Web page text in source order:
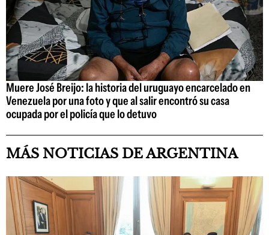
Muere José Breijo: la historia del uruguayo encarcelado en
Venezuela por una foto y que al salir encontró su casa
ocupada por el policía que lo detuvo
MÁS NOTICIAS DE ARGENTINA